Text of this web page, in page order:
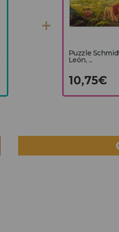
Puzzle
León, ...
10,75€